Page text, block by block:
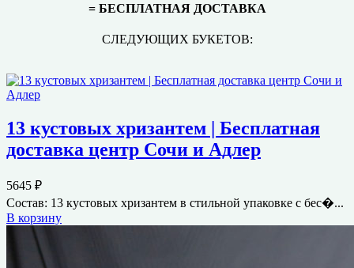
= БЕСПЛАТНАЯ ДОСТАВКА
СЛЕДУЮЩИХ БУКЕТОВ:
13 кустовых хризантем | Бесплатная
доставка центр Сочи и Адлер
5645 ₽
Состав: 13 кустовых хризантем в стильной упаковке с бес�...
В корзину